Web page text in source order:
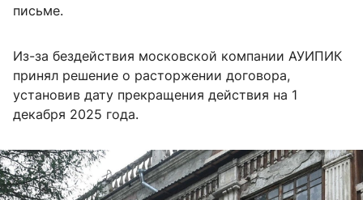
письме.
Из-за бездействия московской компании АУИПИК
принял решение о расторжении договора,
установив дату прекращения действия на 1
декабря 2025 года.